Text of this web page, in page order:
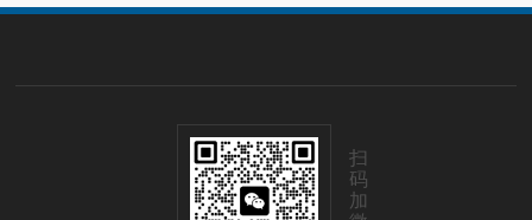
扫
码
加